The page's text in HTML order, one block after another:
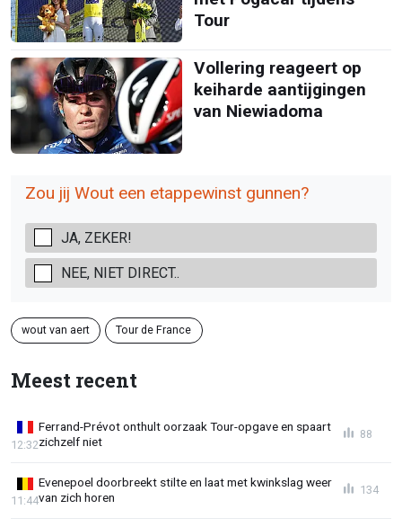
Tour
Vollering reageert op
keiharde aantijgingen
van Niewiadoma
Zou jij Wout een etappewinst gunnen?
JA, ZEKER!
NEE, NIET DIRECT..
wout van aert Tour de France
Meest recent
Ferrand-Prévot onthult oorzaak Tour-opgave en spaart
zichzelf niet
12:32
88
Evenepoel doorbreekt stilte en laat met kwinkslag weer
van zich horen
11:44
134